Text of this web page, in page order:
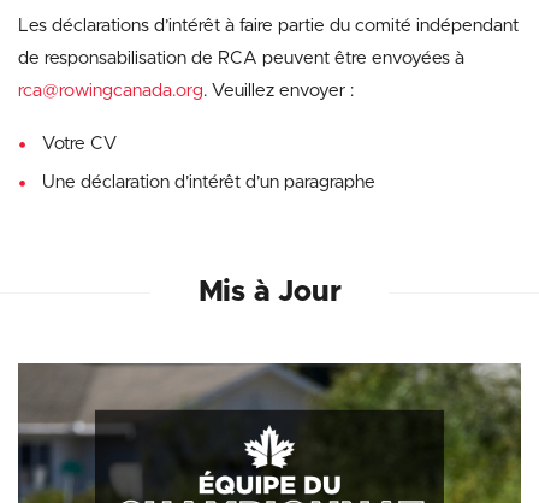
Les déclarations d’intérêt à faire partie du comité indépendant
de responsabilisation de RCA peuvent être envoyées à
rca@rowingcanada.org. Veuillez envoyer :
Votre CV
Une déclaration d’intérêt d’un paragraphe
Mis à Jour